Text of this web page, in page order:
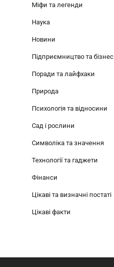
Міфи та легенди
Наука
Новини
Підприємництво та бізнес
Поради та лайфхаки
Природа
Психологія та відносини
Сад і рослини
Символіка та значення
Технології та гаджети
Фінанси
Цікаві та визначні постаті
Цікаві факти